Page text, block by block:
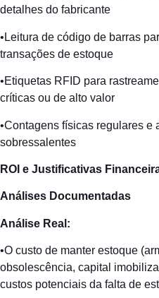
detalhes do fabricante
•Leitura de código de barras
transações de estoque
•Etiquetas RFID para
críticas ou de alto valor
•Contagens físicas regulares e
sobressalentes
ROI e Justificativas
Análises Documentadas
Análise Real:
•O custo de manter estoque
obsolescência, capital
custos potenciais da falta de